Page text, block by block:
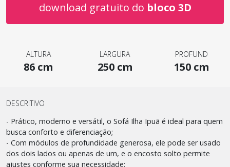
download gratuito do bloco 3D
ALTURA
86 cm
LARGURA
250 cm
PROFUND
150 cm
DESCRITIVO
- Prático, moderno e versátil, o Sofá Ilha Ipuã é ideal para quem
busca conforto e diferenciação;
- Com módulos de profundidade generosa, ele pode ser usado
dos dois lados ou apenas de um, e o encosto solto permite
ajustes conforme sua necessidade;